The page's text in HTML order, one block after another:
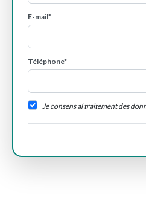
E-mail*
Téléphone*
Je consens al traitement des